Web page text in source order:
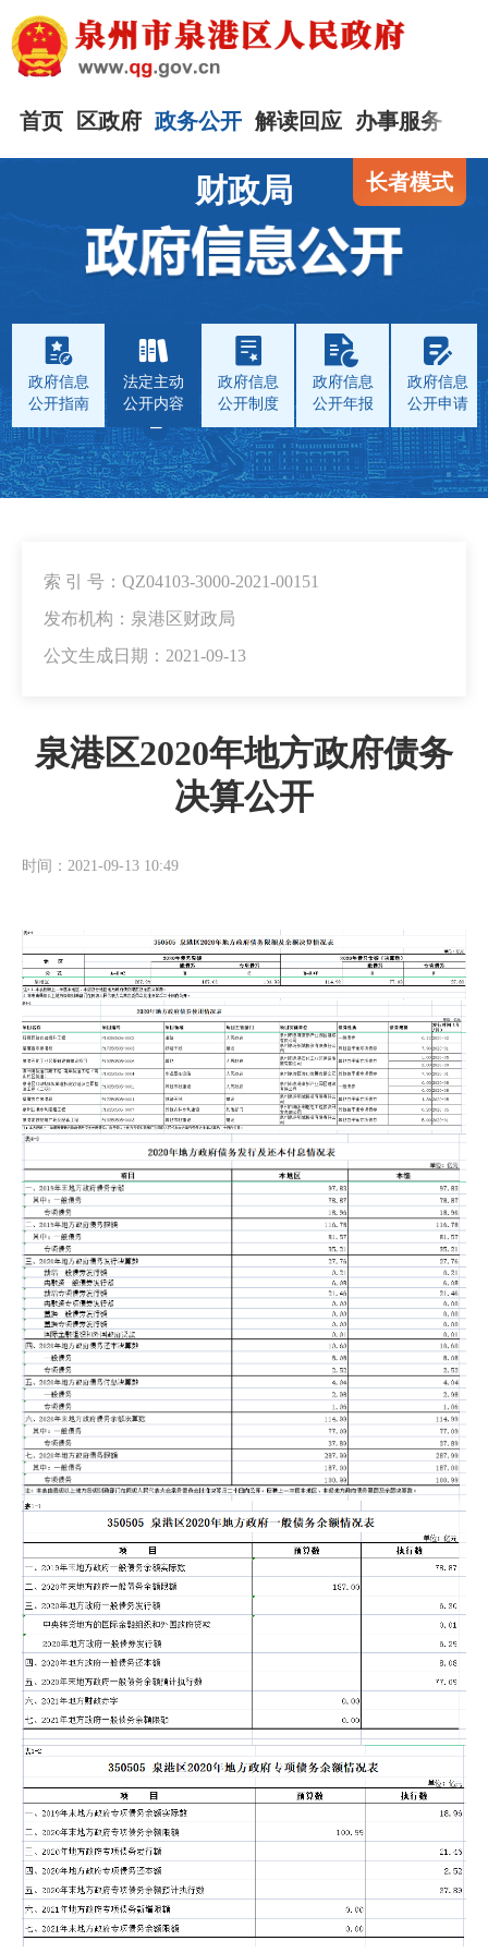
首页 区政府 政务公开 解读回应 办事服务
长者模式
财政局
政府信息
公开指南
法定主动
公开内容
政府信息
公开制度
政府信息
公开年报
政府信息
公开申请
索 引 号：QZ04103-3000-2021-00151
发布机构：泉港区财政局
公文生成日期：2021-09-13
泉港区2020年地方政府债务
决算公开
时间：2021-09-13 10:49